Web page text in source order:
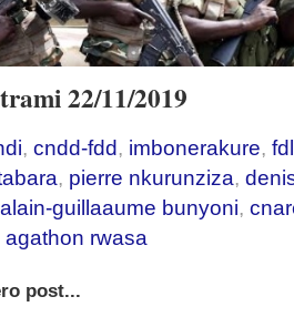
22/11/2019
, cndd-fdd, imbonerakure,
, pierre nkurunziza,
alain-guillaaume bunyoni,
agathon rwasa
post...